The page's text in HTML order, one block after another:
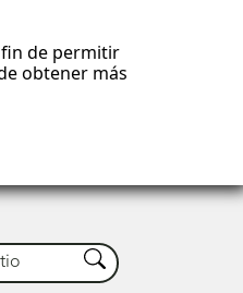
fin de permitir
obtener más
Buscar